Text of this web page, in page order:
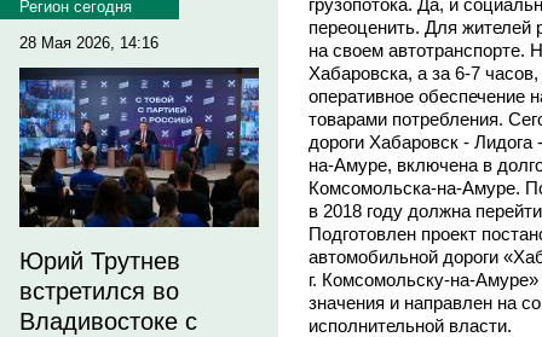
Регион сегодня
28 Мая 2026, 14:16
Юрий Трутнев
встретился во
Владивостоке с
переоценить. Для жителей
на своем автотранспорте.
Хабаровска, а за 6-7
оперативное обеспечение
товарами потребления.
дороги Хабаровск -
на-Амуре, включена в
Комсомольска-на-Амуре.
в 2018 году должна
Подготовлен проект
автомобильной дороги
г. Комсомольску-на-
значения и направлен на
исполнительной власти.